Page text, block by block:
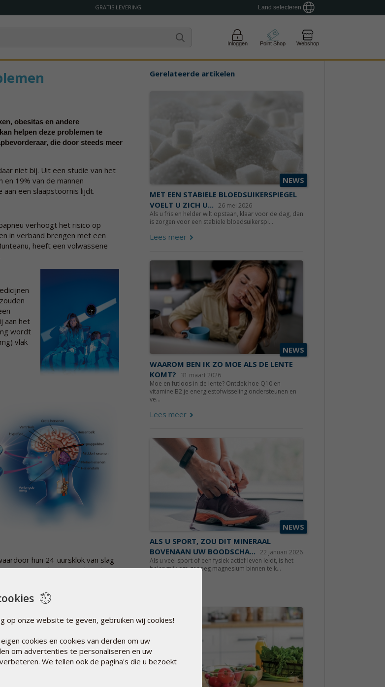
GRATIS LEVERING Land selecteren
Inloggen Point Shop Webshop
obesitas en andere
helpen deze problemen te
die door steeds meer
niet bij. Uit een studie van het
19% van de mannen
een slaapstoornis lijdt.
verhoogt het risico op
in verband brengen met een
heeft een volwassene
aan het
wordt
vlak
hun 24-uursklok van slag
0,5 mg melatonine is het al
Gerelateerde artikelen
NEWS
MET EEN STABIELE BLOEDSUIKERSPIEGEL
VOELT U ZICH U... 26 mei 2026
Als u fris en helder wilt opstaan, klaar voor de dag, dan
is zorgen voor een stabiele bloedsuikerspi...
Lees meer
NEWS
WAAROM BEN IK ZO MOE ALS DE LENTE
KOMT?
31 maart 2026
Moe en futloos in de lente? Ontdek hoe Q10 en
vitamine B2 je energiestofwisseling ondersteunen en
ve...
Lees meer
NEWS
ALS U SPORT, ZOU DIT MINERAAL
BOVENAAN UW BOODSCHA... 22 januari 2026
Als u veel sport of een fysiek actief leven leidt, is het
belangrijk om genoeg magnesium binnen te k...
op onze website te geven, gebruiken wij cookies!
cookies en cookies van derden om uw
om advertenties te personaliseren en uw
We tellen ook de pagina's die u bezoekt